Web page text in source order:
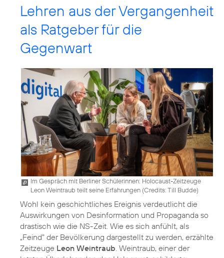
Lehren aus der Vergangenheit
als Ratgeber für die
Gegenwart
Im Gespräch mit Berliner Schülerinnen: Holocaust-Zeitzeuge
Leon Weintraub teilt seine Erfahrungen (Credits: Till Budde)
Wohl kein geschichtliches Ereignis verdeutlicht die
Auswirkungen von Desinformation und Propaganda so
drastisch wie die NS-Zeit. Wie es sich anfühlt, als
„Feind" der Bevölkerung dargestellt zu werden, erzählte
Zeitzeuge Leon Weintraub. Weintraub, einer der